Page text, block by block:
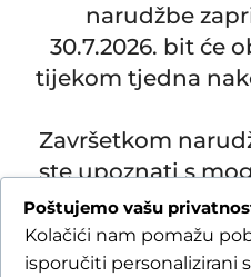
narudžbe
30.7.2026. bit će
tijekom tjedna
Završetkom
ste upoznati s
rokom
Due to our annual holiday
August 2026, all orders
Poštujemo vašu
Kolačići nam pomažu
isporučiti personalizirani